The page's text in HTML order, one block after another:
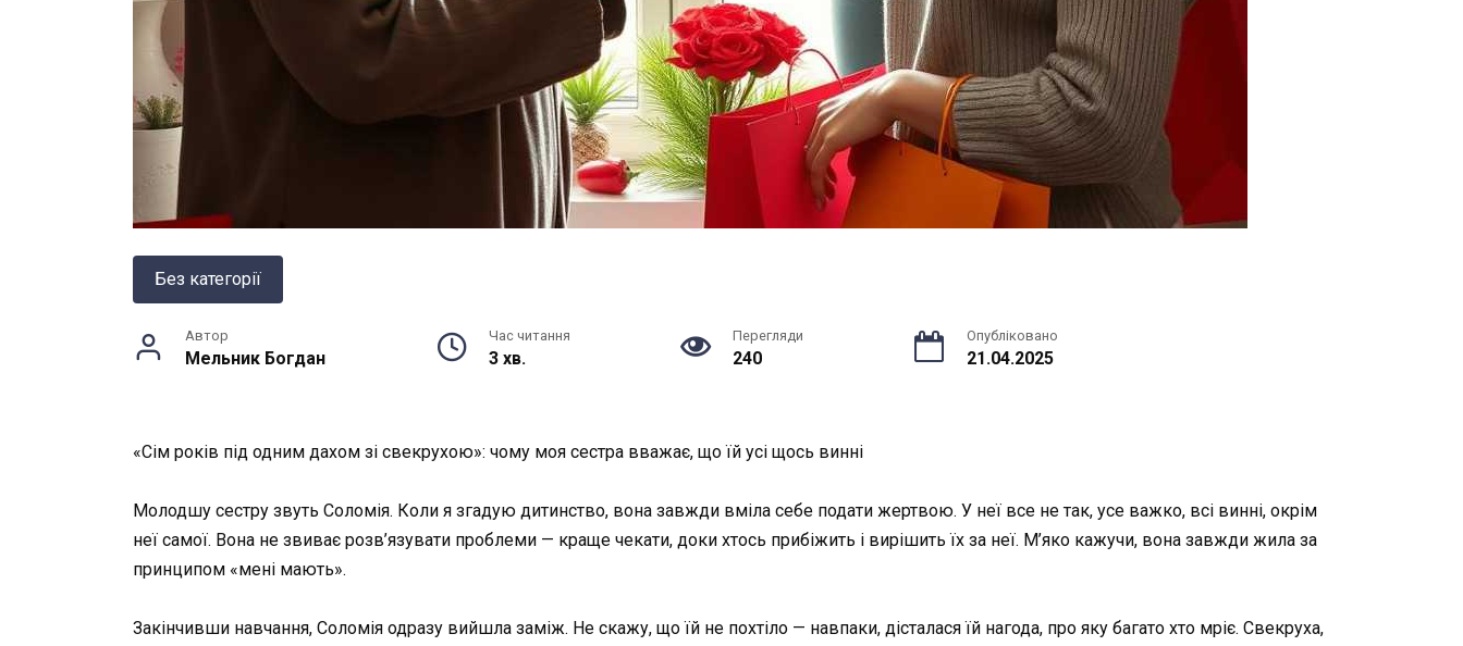
Без категорії
Автор
Мельник Богдан
Час читання
3 хв.
Перегляди
240
Опубліковано
21.04.2025
«Сім років під одним дахом зі свекрухою»: чому моя сестра вважає, що їй усі щось винні
Молодшу сестру звуть Соломія. Коли я згадую дитинство, вона завжди вміла себе подати жертвою. У неї все не так, усе важко, всі винні, окрім
неї самої. Вона не звиває розв’язувати проблеми — краще чекати, доки хтось прибіжить і вирішить їх за неї. М’яко кажучи, вона завжди жила за
принципом «мені мають».
Закінчивши навчання, Соломія одразу вийшла заміж. Не скажу, що їй не похтіло — навпаки, дісталася їй нагода, про яку багато хто мріє. Свекруха,